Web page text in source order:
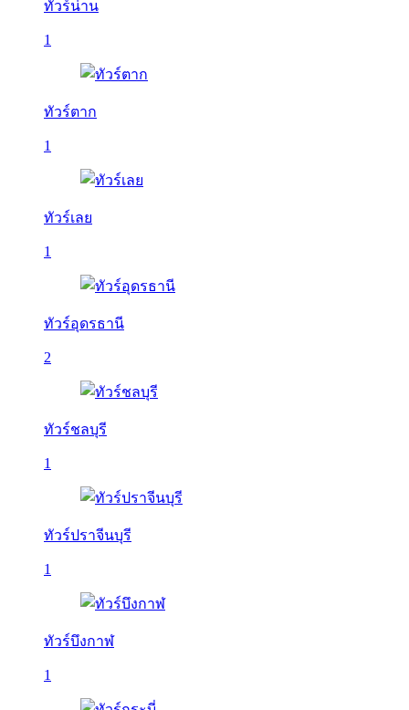
ทัวร์น่าน
1
ทัวร์ตาก
1
ทัวร์เลย
1
ทัวร์อุดรธานี
2
ทัวร์ชลบุรี
1
ทัวร์ปราจีนบุรี
1
ทัวร์บึงกาฬ
1